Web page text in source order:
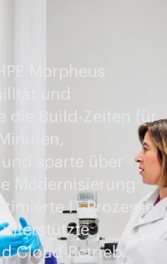
Morpheus
und
die Build-Zeiten für
sparte über
Modernisierung
IT-Prozesse,
Cloud-Betrieb.